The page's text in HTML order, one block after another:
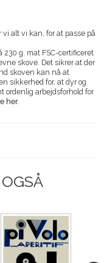
vi alt vi kan, for at passe på
230 g. mat FSC-certificeret
skove. Det sikrer at der
skoven kan nå at
sikkerhed for, at dyr og
ordenlig arbejdsforhold for
her.